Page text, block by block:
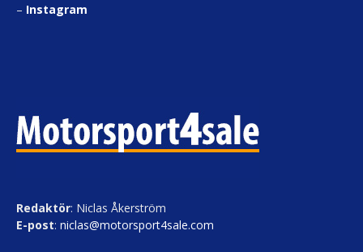
– Instagram
Redaktör: Niclas Åkerström
E-post: niclas@motorsport4sale.com